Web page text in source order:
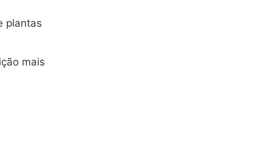
plantas
mais